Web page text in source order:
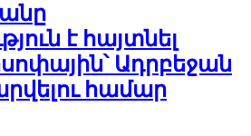
է հայտնել
Ադրբեջան
համար